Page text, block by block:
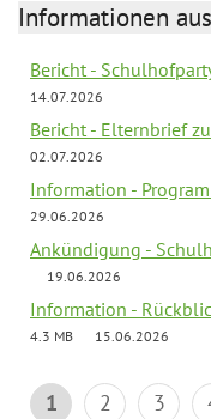
Informationen
Bericht -
14.07.2026
Bericht - Elternbrief
02.07.2026
Information -
29.06.2026
Ankündigung -
19.06.2026
Information -
4.3 MB
15.06.2026
1 2 3